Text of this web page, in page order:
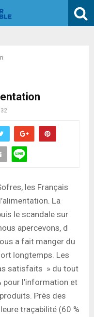
les Français
La
le scandale sur
apercevons, d
a fait manger du
longtemps. Les
satisfaits » du tout
pour l’information et
Près des
traçabilité (60 %